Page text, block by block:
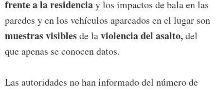
frente a la residenciay los impactos de bala en las
paredes y en los vehículos aparcados en el lugar son
muestras visiblesde laviolencia del asalto,del
que apenas se conocen datos.
Las autoridades no han informado del número de